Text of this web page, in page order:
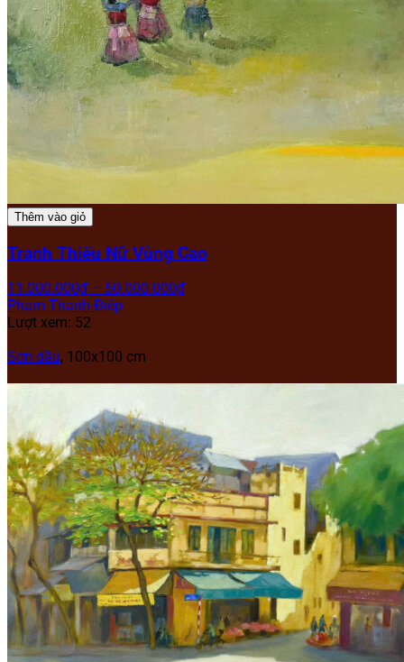
Thêm vào giỏ
Tranh Thiếu Nữ Vùng Cao
11.000.000₫ – 50.000.000₫
Phạm Thanh Điệp
Lượt xem: 52
Sơn dầu, 100x100 cm